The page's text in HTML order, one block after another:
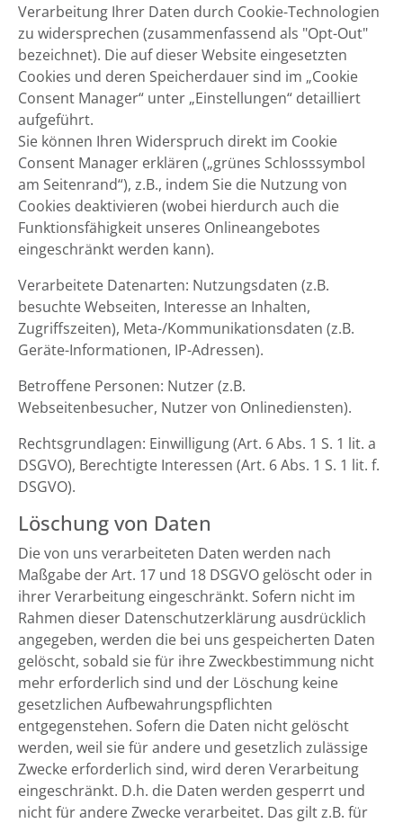
Verarbeitung Ihrer Daten durch Cookie-Technologien
zu widersprechen (zusammenfassend als "Opt-Out"
bezeichnet). Die auf dieser Website eingesetzten
Cookies und deren Speicherdauer sind im „Cookie
Consent Manager“ unter „Einstellungen“ detailliert
aufgeführt.
Sie können Ihren Widerspruch direkt im Cookie
Consent Manager erklären („grünes Schlosssymbol
am Seitenrand“), z.B., indem Sie die Nutzung von
Cookies deaktivieren (wobei hierdurch auch die
Funktionsfähigkeit unseres Onlineangebotes
eingeschränkt werden kann).
Verarbeitete Datenarten: Nutzungsdaten (z.B.
besuchte Webseiten, Interesse an Inhalten,
Zugriffszeiten), Meta-/Kommunikationsdaten (z.B.
Geräte-Informationen, IP-Adressen).
Betroffene Personen: Nutzer (z.B.
Webseitenbesucher, Nutzer von Onlinediensten).
Rechtsgrundlagen: Einwilligung (Art. 6 Abs. 1 S. 1 lit. a
DSGVO), Berechtigte Interessen (Art. 6 Abs. 1 S. 1 lit. f.
DSGVO).
Löschung von Daten
Die von uns verarbeiteten Daten werden nach
Maßgabe der Art. 17 und 18 DSGVO gelöscht oder in
ihrer Verarbeitung eingeschränkt. Sofern nicht im
Rahmen dieser Datenschutzerklärung ausdrücklich
angegeben, werden die bei uns gespeicherten Daten
gelöscht, sobald sie für ihre Zweckbestimmung nicht
mehr erforderlich sind und der Löschung keine
gesetzlichen Aufbewahrungspflichten
entgegenstehen. Sofern die Daten nicht gelöscht
werden, weil sie für andere und gesetzlich zulässige
Zwecke erforderlich sind, wird deren Verarbeitung
eingeschränkt. D.h. die Daten werden gesperrt und
nicht für andere Zwecke verarbeitet. Das gilt z.B. für